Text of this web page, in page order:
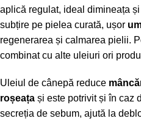
aplică regulat, ideal dimineața
subțire pe pielea curată, ușor
regenerarea și calmarea pielii.
combinat cu alte uleiuri ori
Uleiul de cânepă reduce
roșeața și este potrivit și în caz
secreția de sebum, ajută la